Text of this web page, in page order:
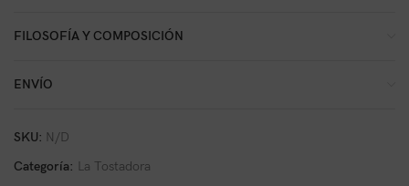
FILOSOFÍA Y COMPOSICIÓN
ENVÍO
SKU: N/D
Categoría: La Tostadora